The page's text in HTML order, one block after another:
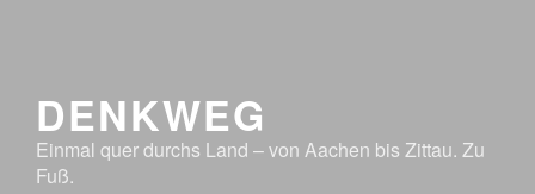
DENKWEG
Einmal quer durchs Land – von Aachen bis Zittau. Zu
Fuß.